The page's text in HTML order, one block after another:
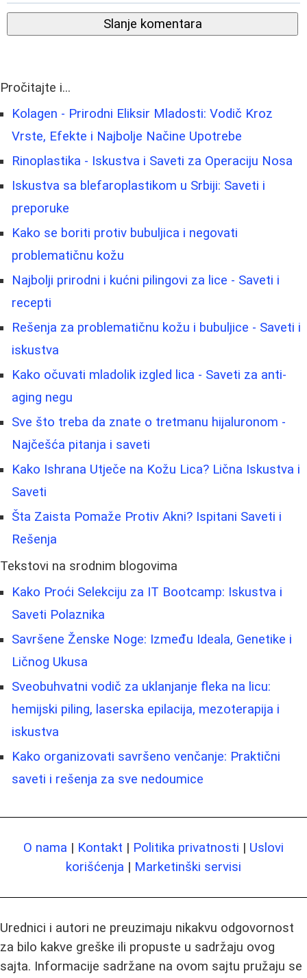
Slanje komentara
Pročitajte i...
Kolagen - Prirodni Eliksir Mladosti: Vodič Kroz
Vrste, Efekte i Najbolje Načine Upotrebe
Rinoplastika - Iskustva i Saveti za Operaciju Nosa
Iskustva sa blefaroplastikom u Srbiji: Saveti i
preporuke
Kako se boriti protiv bubuljica i negovati
problematičnu kožu
Najbolji prirodni i kućni pilingovi za lice - Saveti i
recepti
Rešenja za problematičnu kožu i bubuljice - Saveti i
iskustva
Kako očuvati mladolik izgled lica - Saveti za anti-
aging negu
Sve što treba da znate o tretmanu hijaluronom -
Najčešća pitanja i saveti
Kako Ishrana Utječe na Kožu Lica? Lična Iskustva i
Saveti
Šta Zaista Pomaže Protiv Akni? Ispitani Saveti i
Rešenja
Tekstovi na srodnim blogovima
Kako Proći Selekciju za IT Bootcamp: Iskustva i
Saveti Polaznika
Savršene Ženske Noge: Između Ideala, Genetike i
Ličnog Ukusa
Sveobuhvatni vodič za uklanjanje fleka na licu:
hemijski piling, laserska epilacija, mezoterapija i
iskustva
Kako organizovati savršeno venčanje: Praktični
saveti i rešenja za sve nedoumice
O nama | Kontakt | Politika privatnosti | Uslovi
korišćenja | Marketinški servisi
Urednici i autori ne preuzimaju nikakvu odgovornost
za bilo kakve greške ili propuste u sadržaju ovog
sajta. Informacije sadržane na ovom sajtu pružaju se